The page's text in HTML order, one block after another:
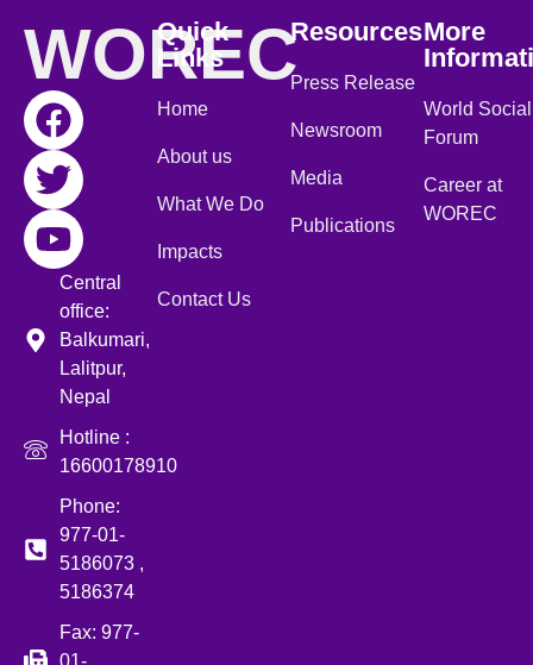
WOREC
Central
office:
Balkumari,
Lalitpur,
Nepal
Hotline :
16600178910
Phone:
977-01-
5186073 ,
5186374
Fax: 977-
01-
Quick
Links
Home
About us
What We Do
Impacts
Contact Us
Resources
Press Release
Newsroom
Media
Publications
More
World Social
Forum
Career at
WOREC